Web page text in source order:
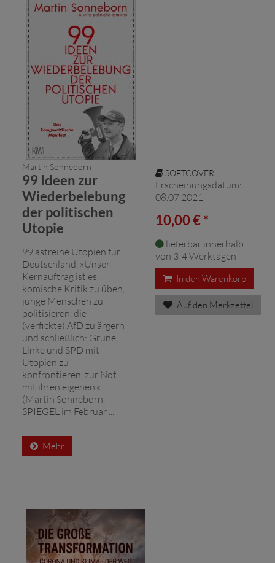
Martin Sonneborn
99 Ideen zur
Wiederbelebung
der politischen
Utopie
99 astreine Utopien für
Deutschland. »Unser
Kernauftrag ist es,
komische Kritik zu üben,
junge Menschen zu
politisieren, die
(verfickte) AfD zu ärgern
und schließlich: Grüne,
Linke und SPD mit
Utopien zu
konfrontieren, zur Not
mit ihren eigenen.«
(Martin Sonneborn,
SPIEGEL im Februar ...
Mehr
SOFTCOVER
Erscheinungsdatum:
08.07.2021
10,00 € *
lieferbar innerhalb
von 3-4 Werktagen
In den Warenkorb
Auf den Merkzettel